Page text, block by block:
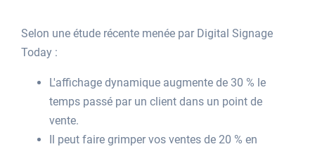
Selon une étude récente menée par Digital Signage
Today :
L'affichage dynamique augmente de 30 % le
temps passé par un client dans un point de
vente.
Il peut faire grimper vos ventes de 20 % en